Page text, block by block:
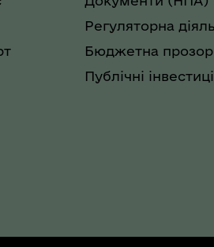
Регуляторна
Бюджетна
Публічні